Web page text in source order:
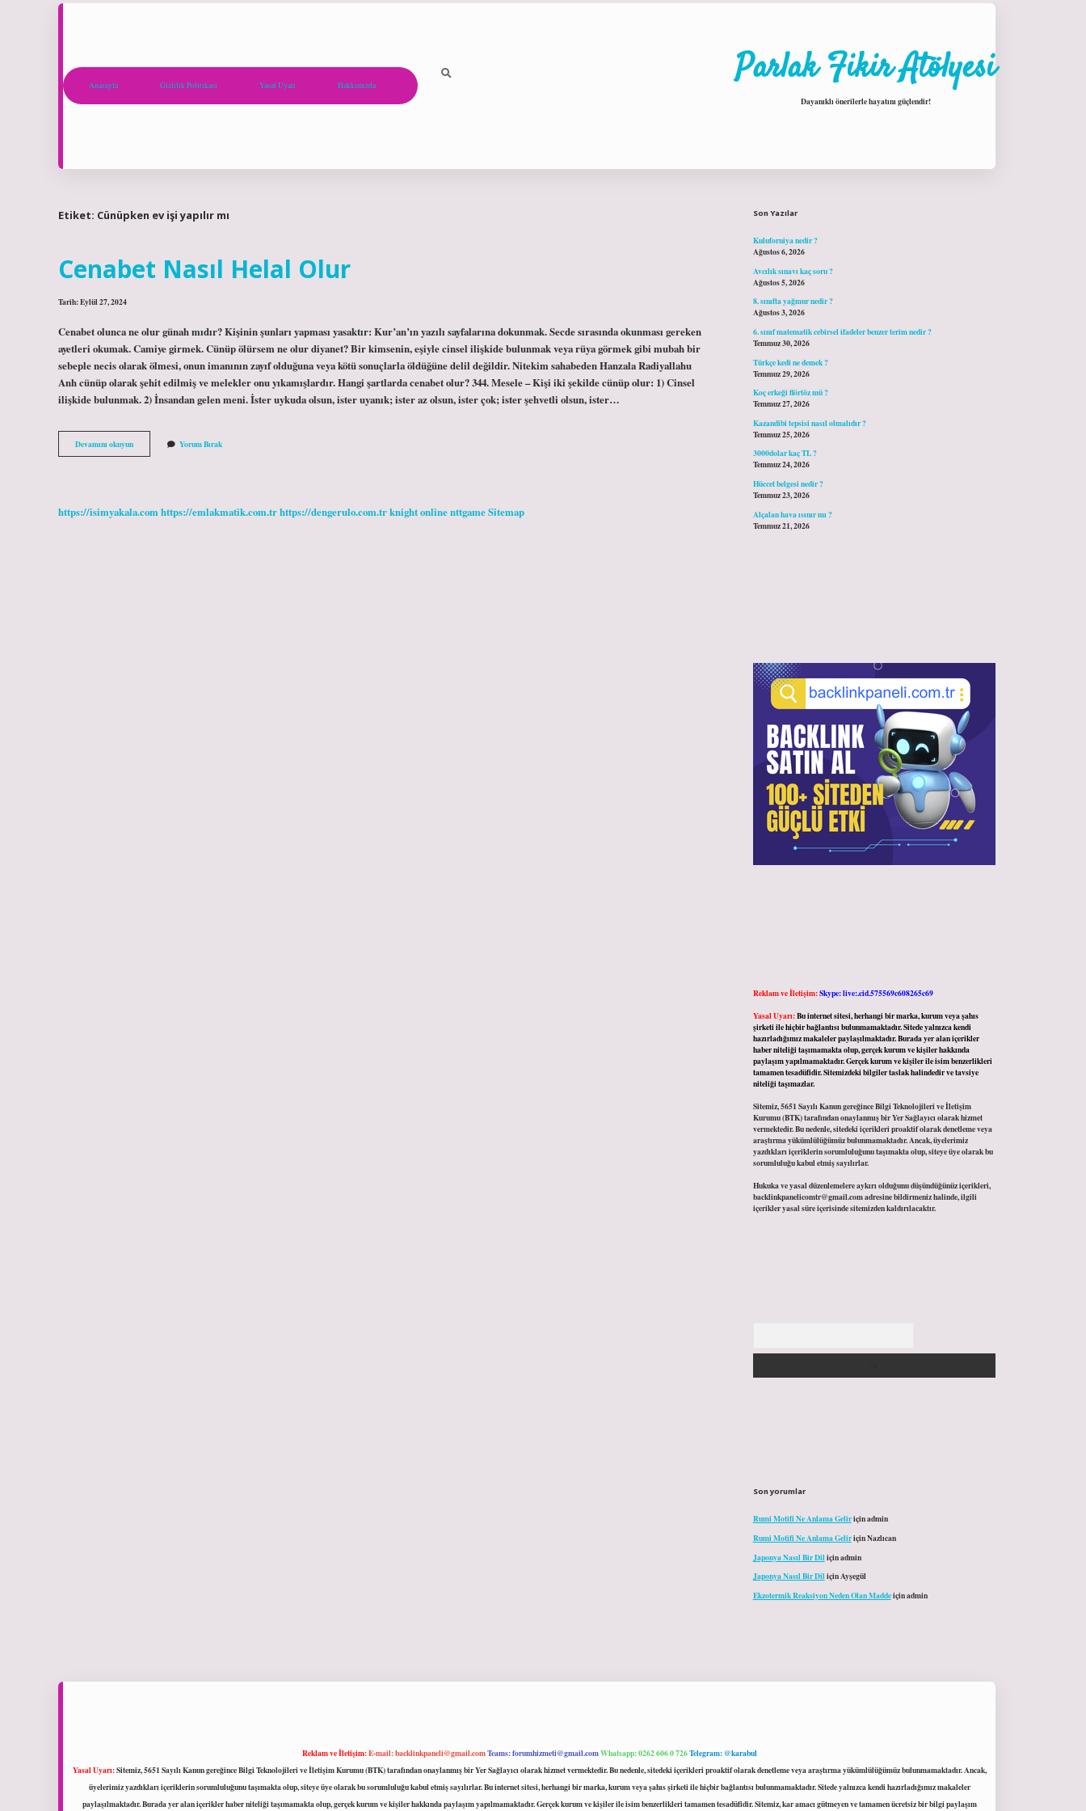
Anasayfa Gizlilik Politikası Yasal Uyarı Hakkımızda Parlak Fikir Atölyesi
Dayanıklı önerilerle hayatını güçlendir!
Etiket: Cünüpken ev işi yapılır mı
Cenabet Nasıl Helal Olur
Tarih: Eylül 27, 2024
Cenabet olunca ne olur günah mıdır? Kişinin şunları yapması yasaktır: Kur’an’ın yazılı sayfalarına dokunmak. Secde sırasında okunması gereken
ayetleri okumak. Camiye girmek. Cünüp ölürsem ne olur diyanet? Bir kimsenin, eşiyle cinsel ilişkide bulunmak veya rüya görmek gibi mubah bir
sebeple necis olarak ölmesi, onun imanının zayıf olduğuna veya kötü sonuçlarla öldüğüne delil değildir. Nitekim sahabeden Hanzala Radiyallahu
Anh cünüp olarak şehit edilmiş ve melekler onu yıkamışlardır. Hangi şartlarda cenabet olur? 344. Mesele – Kişi iki şekilde cünüp olur: 1) Cinsel
ilişkide bulunmak. 2) İnsandan gelen meni. İster uykuda olsun, ister uyanık; ister az olsun, ister çok; ister şehvetli olsun, ister…
Devamını okuyunCenabet
Nasıl
Yorum Bırak
https://isimyakala.comhttps://emlakmatik.com.trhttps://dengerulo.com.trknight onlinenttgameSitemap
Son Yazılar
Kuluforniya nedir ?
Ağustos 6, 2026
Avcılık sınavı kaç soru ?
Ağustos 5, 2026
8. sınıfta yağmur nedir ?
Ağustos 3, 2026
6. sınıf matematik cebirsel ifadeler benzer terim nedir ?
Temmuz 30, 2026
Türkçe kedi ne demek ?
Temmuz 29, 2026
Koç erkeği flörtöz mü ?
Temmuz 27, 2026
Kazandibi tepsisi nasıl olmalıdır ?
Temmuz 25, 2026
3000dolar kaç TL ?
Temmuz 24, 2026
Hüccet belgesi nedir ?
Temmuz 23, 2026
Alçalan hava ısınır mı ?
Temmuz 21, 2026
Reklam ve İletişim:Skype: live:.cid.575569c608265c69
Yasal Uyarı:Bu internet sitesi, herhangi bir marka, kurum veya şahıs
şirketi ile hiçbir bağlantısı bulunmamaktadır. Sitede yalnızca kendi
hazırladığımız makaleler paylaşılmaktadır. Burada yer alan içerikler
haber niteliği taşımamakta olup, gerçek kurum ve kişiler hakkında
paylaşım yapılmamaktadır. Gerçek kurum ve kişiler ile isim benzerlikleri
tamamen tesadüfidir. Sitemizdeki bilgiler taslak halindedir ve tavsiye
niteliği taşımazlar.
Sitemiz, 5651 Sayılı Kanun gereğince Bilgi Teknolojileri ve İletişim
Kurumu (BTK) tarafından onaylanmış bir Yer Sağlayıcı olarak hizmet
vermektedir. Bu nedenle, sitedeki içerikleri proaktif olarak denetleme veya
araştırma yükümlülüğümüz bulunmamaktadır. Ancak, üyelerimiz
yazdıkları içeriklerin sorumluluğunu taşımakta olup, siteye üye olarak bu
sorumluluğu kabul etmiş sayılırlar.
Hukuka ve yasal düzenlemelere aykırı olduğunu düşündüğünüz içerikleri,
backlinkpanelicomtr@gmail.comadresine bildirmeniz halinde, ilgili
içerikler yasal süre içerisinde sitemizden kaldırılacaktır.
Son yorumlar
Rumi Motifi Ne Anlama Geliriçinadmin
Rumi Motifi Ne Anlama GeliriçinNazlıcan
Japonya Nasıl Bir Dil içinadmin
Japonya Nasıl Bir DiliçinAyşegül
Ekzotermik Reaksiyon Neden Olan Maddeiçinadmin
Reklam ve İletişim:E-mail:backlinkpaneli@gmail.comTeams:forumhizmeti@gmail.comWhatsapp: 0262 606 0 726Telegram: @karabul
Yasal Uyarı:Sitemiz, 5651 Sayılı Kanun gereğince Bilgi Teknolojileri ve İletişim Kurumu (BTK) tarafından onaylanmış bir Yer Sağlayıcı olarak hizmet vermektedir. Bu nedenle, sitedeki içerikleri proaktif olarak denetleme veya araştırma yükümlülüğümüz bulunmamaktadır. Ancak,
üyelerimiz yazdıkları içeriklerin sorumluluğunu taşımakta olup, siteye üye olarak bu sorumluluğu kabul etmiş sayılırlar. Bu internet sitesi, herhangi bir marka, kurum veya şahıs şirketi ile hiçbir bağlantısı bulunmamaktadır. Sitede yalnızca kendi hazırladığımız makaleler
paylaşılmaktadır. Burada yer alan içerikler haber niteliği taşımamakta olup, gerçek kurum ve kişiler hakkında paylaşım yapılmamaktadır. Gerçek kurum ve kişiler ile isim benzerlikleri tamamen tesadüfidir. Sitemiz, kar amacı gütmeyen ve tamamen ücretsiz bir bilgi paylaşım